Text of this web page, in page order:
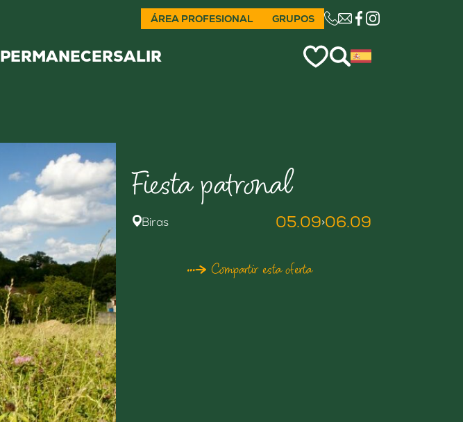
ÁREA PROFESIONAL GRUPOS CE LIEN OUVRIRA
PERMANECERSALIR
Fiesta patronal
Biras 05.09>06.09
Compartir esta oferta